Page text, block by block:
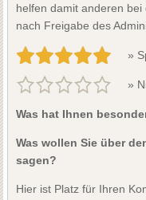
helfen damit anderen
nach Freigabe des
»
»
Was hat Ihnen
Was wollen Sie über
sagen?
Hier ist Platz für Ihren